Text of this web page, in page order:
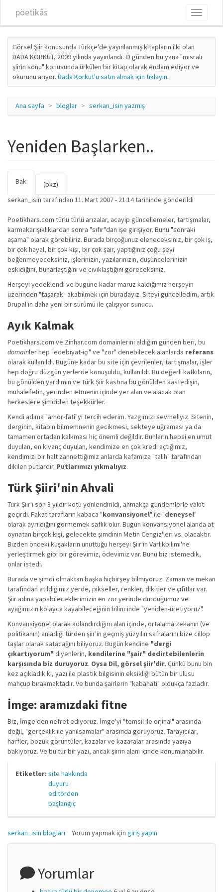
pöetikâs
Toggle
Görsel Şiir konusunda Türkçe'de yayınlanmış kitapların ilki olan
DADA KORKUT, 2009 yılında yayınlandı. O günden bu yana "mısralı
şiirin sonu" konusunda ürkülen bir kitap olarak endam ediyor ve
okurunu arıyor. Dada Korkut'u satın almak için tıklayın.
Ana sayfa bloglar serkan_isin yazmış
Yeniden Başlarken..
Birincil sekmeler
Bak
sekme)
(bkz)
serkan_isin tarafından 11. Mart 2007 - 21:14 tarihinde gönderildi
Poetikhars.com türlü türlü arızalar, acayip güncellemeler, tartışmalar,
karmakarışıklıklardan sonra "sıfır"dan işe girişiyor. Bunu "sonraki
aşama" olarak görebiliriz. Burada birçoğunuz eleneceksiniz, bir çok iş,
bir çok hayal, bir çok kişi, bir çok şair, yaptığınız çoğu şeyi
beğenmeyeceksiniz, işlerinizin, yazılarınızın, düşüncelerinizin
eskidiğini, buharlaştığını ve cıvıklaştığını göreceksiniz.
Herşeyi yedeklendi ve bugüne kadar maruz kaldığımız herşeyin
üzerinden "taşarak" akabilmek için buradayız. Siteyi güncelledim, artık
Drupal'in daha yeni bir sürümü ile çalışıyor sunucu.
Ayık Kalmak
Poetikhars.com ve Zinhar.com domainlerini aldığım günden beri, bu
domainler hep "edebiyat-içi" ve "zor" denebilecek alanlarda referans
olarak kullanıldı. Bugüne kadar bu site için çevrilenler, tartışmalar, işler
hep doğru düzgün yerlerde konuşuldu, kullanıldı. Bu değerli katkıların,
bu gönülden yardımın ve Türk Şiir kastına bu gönülden kastedişin,
muhalefetin, yerinden etmenin içinde yer alan ve alacak olan
herkeslere şimdiden teşekkürler.
Kendi adıma "amor-fati"yi tercih ederim. Yazgımızı sevmeliyiz. Sitenin,
derginin, kitabın bilmemnenin gecikmesi, sekteye uğraması ya da
tamamen ortadan kalkması hiç önemli değildir. Bunların hepsi en umut
duyulan, en kıvanç duyulan, kendimize en çok kredi açtığımız,
kendimizi bir halt zannettiğimiz anlarda kafamıza "talih" tarafından
dikilen putlardır. Putlarımızı yıkmalıyız.
Türk Şiiri'nin Ahvali
Türk Şiir'i son 3 yıldır kötü yönlendirildi, ahmakça gündemlerle vakit
geçirdi. Fakat tarafların kabaca "konvansiyonel" ile "deneysel"
olarak ayrıldığını görmemek saflık olur. Bugün konvansiyonel alanda at
oynatan birçok kişi, gelecekte şimdinin Metin Cengiz'leri vs. olacaktır.
Bizden önceki kuşakların unuttuğu herşeyi Şiir'in Varlıkbilimi'ne
yerleştirmek gibi bir görevimiz, ödevimiz var. Bunu biz istemedik,
onlar istedi.
Burada ve şimdi olmaktan başka hiçbirşey bilmiyoruz. Zaman ve mekan
tarafından atıldığımız yerde, pikseller, renkler, dikitler ve çıfıtlar var.
Şiir adına yapabileceklerimizin en zor yerinde durduğumuz ve
ayağımızın kolayca kayabileceğinin bilincinde "yeniden-üretiyoruz".
Konvansiyonel olarak adlandırdığım alan içinde, ortalama zekanın (ve
politikanın) anladığı türden şiir'in geçmiş yüzyılın safralarını bize cillop
taşlar olarak satacağını biliyoruz. Bugün kendine "dergi
çıkartıyorum" diyenlerin, kendilerine "şair" dedirtebilenlerin
karşısında biz duruyoruz. Oysa Dil, görsel şiir'dir. Çünkü bunu bin
kez açıkladık ki, yazı ile plastik bilgisinin eksikliği bütün bir ulusu
mahçup bırakmaktadır. Ve bunda şairlerin "kabahati" oldukça fazladır.
İmge: aramızdaki fitne
Biz, İmge'den nefret ediyoruz. İmge'yi "temsil ile orjinal" arasında
değil, "gerçeklik ile yanılsamalar" arasında görüyoruz. Tarayıcılar,
harfler, bozuk görüntüler, kazalar ve kazaralar arasında yazıya
bakıyoruz. Ve bu tür bir yazı, ancak şiirin alanı içinde konumlanabilir.
Etiketler: site hakkında
duyuru
editörden
başlangıç
serkan_isin blogları Yorum yapmak için giriş yapın
Yorumlar